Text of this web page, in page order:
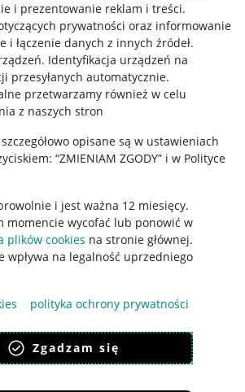
i prezentowanie reklam i treści.
prywatności oraz informowanie
i łączenie danych z innych źródeł.
. Identyfikacja urządzeń na
przesyłanych automatycznie.
przetwarzamy również w celu
z naszych stron
opisane są w ustawieniach
“ZMIENIAM ZGODY” i w Polityce
i jest ważna 12 miesięcy.
momencie wycofać lub ponowić w
plików cookies na stronie głównej.
wpływa na legalność uprzedniego
polityka ochrony prywatności
Zgadzam się
Usługach Cyfrowych